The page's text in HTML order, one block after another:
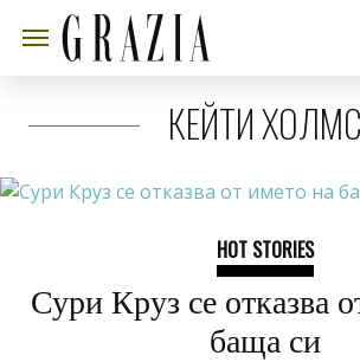
КЕЙТИ ХОЛМС
HOT STORIES
Сури Круз се отказва
баща си